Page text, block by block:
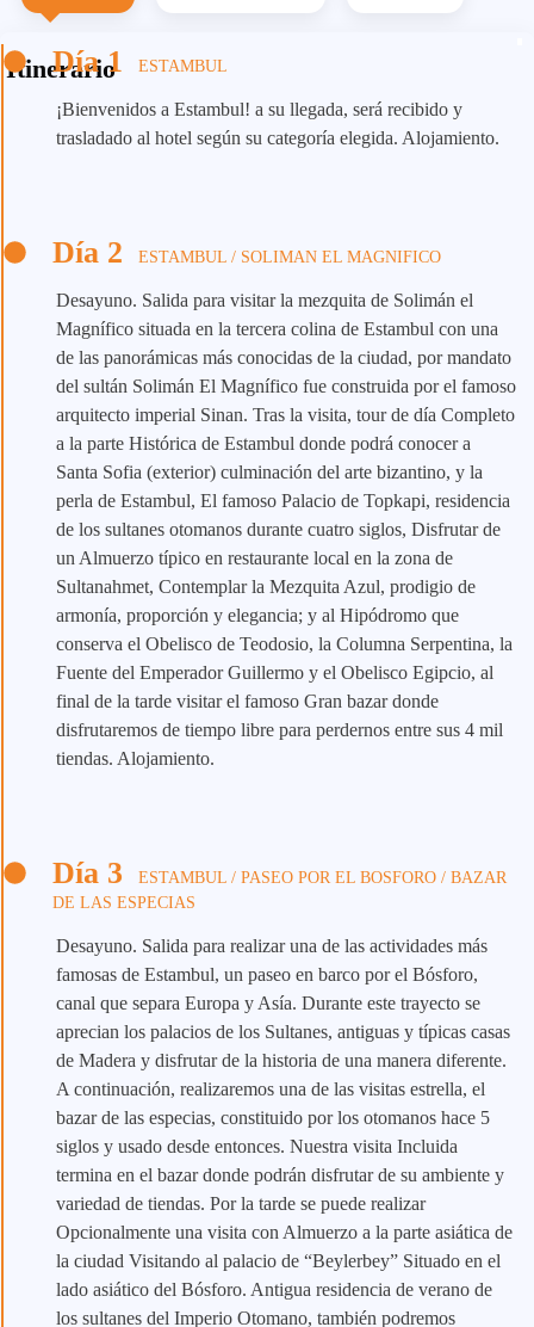
Itinerario
Día 1 ESTAMBUL
¡Bienvenidos a Estambul! a su llegada, será recibido y
trasladado al hotel según su categoría elegida. Alojamiento.
Día 2 ESTAMBUL / SOLIMAN EL MAGNIFICO
Desayuno. Salida para visitar la mezquita de Solimán el
Magnífico situada en la tercera colina de Estambul con una
de las panorámicas más conocidas de la ciudad, por mandato
del sultán Solimán El Magnífico fue construida por el famoso
arquitecto imperial Sinan. Tras la visita, tour de día Completo
a la parte Histórica de Estambul donde podrá conocer a
Santa Sofia (exterior) culminación del arte bizantino, y la
perla de Estambul, El famoso Palacio de Topkapi, residencia
de los sultanes otomanos durante cuatro siglos, Disfrutar de
un Almuerzo típico en restaurante local en la zona de
Sultanahmet, Contemplar la Mezquita Azul, prodigio de
armonía, proporción y elegancia; y al Hipódromo que
conserva el Obelisco de Teodosio, la Columna Serpentina, la
Fuente del Emperador Guillermo y el Obelisco Egipcio, al
final de la tarde visitar el famoso Gran bazar donde
disfrutaremos de tiempo libre para perdernos entre sus 4 mil
tiendas. Alojamiento.
Día 3
ESTAMBUL / PASEO POR EL BOSFORO / BAZAR
DE LAS ESPECIAS
Desayuno. Salida para realizar una de las actividades más
famosas de Estambul, un paseo en barco por el Bósforo,
canal que separa Europa y Asía. Durante este trayecto se
aprecian los palacios de los Sultanes, antiguas y típicas casas
de Madera y disfrutar de la historia de una manera diferente.
A continuación, realizaremos una de las visitas estrella, el
bazar de las especias, constituido por los otomanos hace 5
siglos y usado desde entonces. Nuestra visita Incluida
termina en el bazar donde podrán disfrutar de su ambiente y
variedad de tiendas. Por la tarde se puede realizar
Opcionalmente una visita con Almuerzo a la parte asiática de
la ciudad Visitando al palacio de “Beylerbey” Situado en el
lado asiático del Bósforo. Antigua residencia de verano de
los sultanes del Imperio Otomano, también podremos